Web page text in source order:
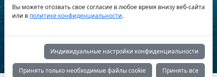
Поиск
Вы можете отозвать свое согласие в любое время внизу веб-сайта
или в политике конфиденциальности.
Индивидуальные настройки конфиденциальности
Принять только необходимые файлы cookie Принять все